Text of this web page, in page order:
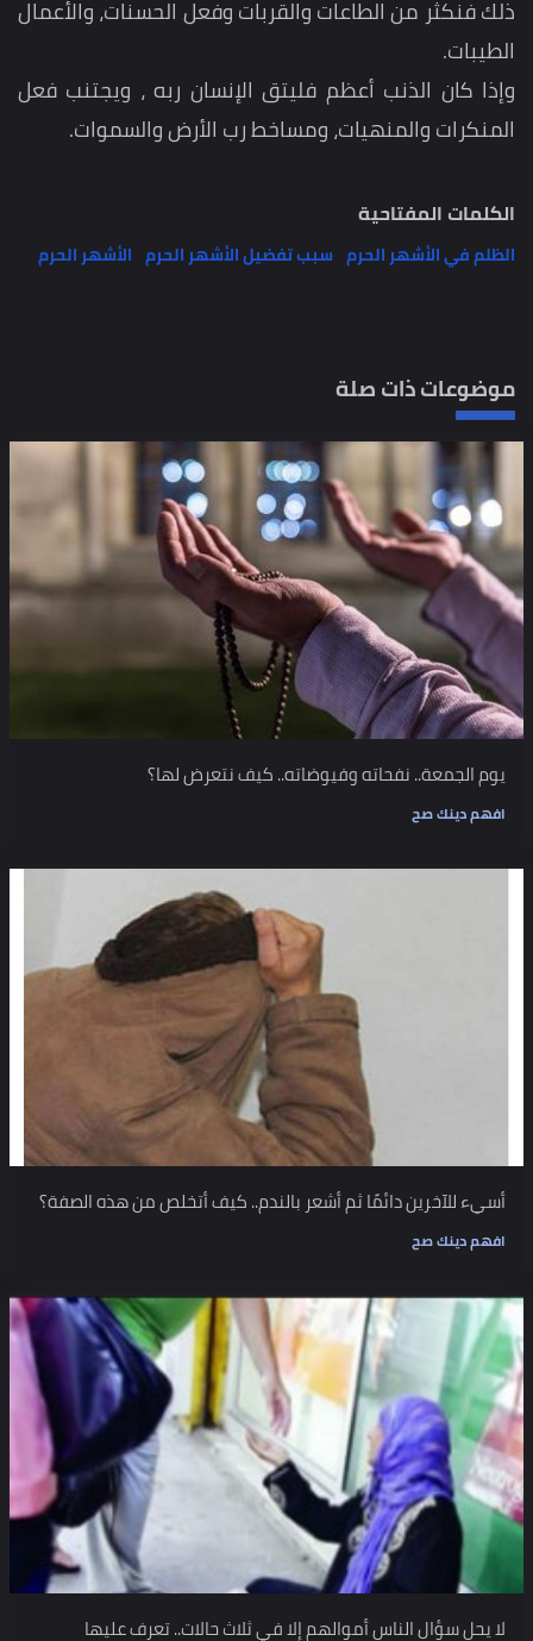
ذلك فنكثر من الطاعات والقربات وفعل الحسنات، والأعمال
الطيبات.
وإذا كان الذنب أعظم فليتق الإنسان ربه ، ويجتنب فعل
المنكرات والمنهيات، ومساخط رب الأرض والسموات.
الكلمات المفتاحية
الظلم في الأشهر الحرم سبب تفضيل الأشهر الحرم الأشهر الحرم
موضوعات ذات صلة
يوم الجمعة.. نفحاته وفيوضاته.. كيف نتعرض لها؟
افهم دينك صح
أسيء للآخرين دائمًا ثم أشعر بالندم.. كيف أتخلص من هذه الصفة؟
افهم دينك صح
لا يحل سؤال الناس أموالهم إلا في ثلاث حالات.. تعرف عليها